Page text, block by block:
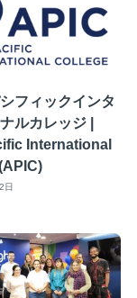
フィックインタ
ルカレッジ |
International
日